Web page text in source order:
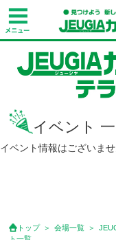
イベント
イベント情報はございませ
トップ 会場一覧